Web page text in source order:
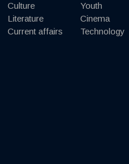
Culture
Literature
Current affairs
Youth
Cinema
Technology